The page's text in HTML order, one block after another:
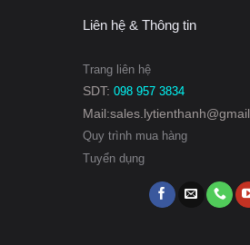
ngược (counter-current
sẽ chảy theo hướng
Liên hệ & Thông tin
Trang liên hệ
SDT: 098 957 3834
Quy trình mua hàng
Tuyển dụng